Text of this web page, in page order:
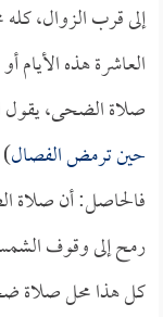
إلى قرب الزوال،
العاشرة هذه الأيام
صلاة الضحى، يقول
حين ترمض الفصال)
فالحاصل: أن صلاة
رمح إلى وقوف
كل هذا محل صلاة